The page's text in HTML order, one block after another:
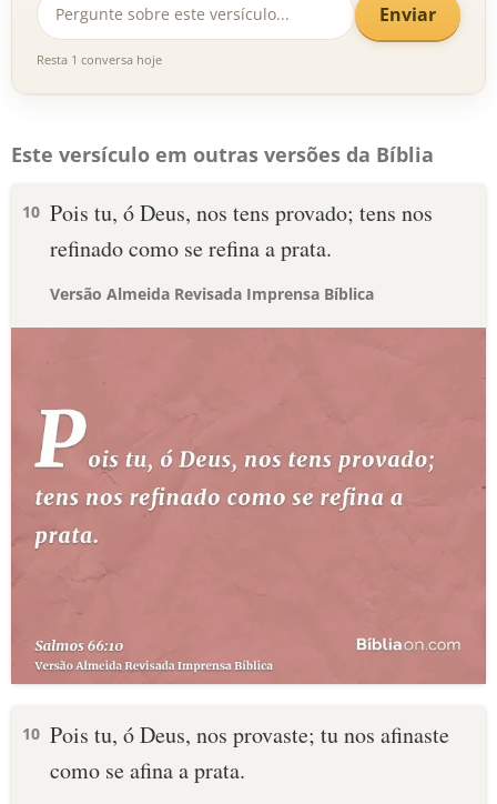
Enviar
Resta 1 conversa hoje
Este versículo em outras versões da Bíblia
10 Pois tu, ó Deus, nos tens provado; tens nos
refinado como se refina a prata.
Versão Almeida Revisada Imprensa Bíblica
10 Pois tu, ó Deus, nos provaste; tu nos afinaste
como se afina a prata.